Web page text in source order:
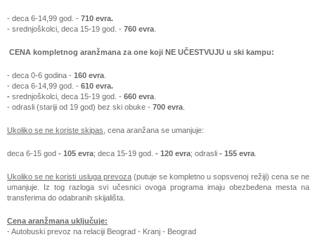
- deca 6-14,99 god. - 710 evra.
- srednjoškolci, deca 15-19 god. - 760 evra
CENA kompletnog aranžmana za one koji NE UČESTVUJU u ski kampu:
- deca 0-6 godina - 160 evra
- deca 6-14,99 god. - 610 evra.
- srednjoškolci, deca 15-19 god. - 660 evra
- odrasli (stariji od 19 god) bez ski obuke - 700 evra
Ukoliko se ne koriste skipas , cena aranžana se umanjuje:
deca 6-15 god - 105 evra; deca 15-19 god. - 120 evra; odrasli - 155 evra
Ukoliko se ne koristi usluga prevoza(putuje se kompletno u sopsvenoj režiji) cena se ne
umanjuje. Iz tog razloga svi učesnici ovoga programa imaju obezbeđena mesta na
transferima do odabranih skijališta.
Cena aranžmana uključuje:
- Autobuski prevoz na relaciji Beograd - Kranj - Beograd